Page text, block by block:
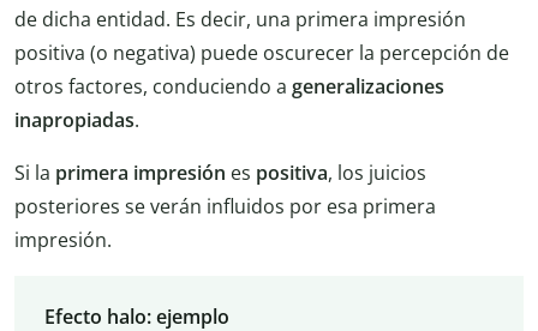
de dicha entidad. Es decir, una primera impresión
positiva (o negativa) puede oscurecer la percepción de
otros factores, conduciendo a generalizaciones
inapropiadas.
Si la primera impresión es positiva, los juicios
posteriores se verán influidos por esa primera
impresión.
Efecto halo: ejemplo